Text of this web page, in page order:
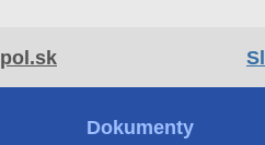
Dokumenty